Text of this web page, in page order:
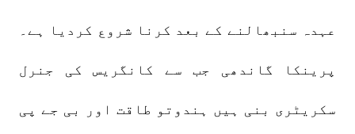
عہدہ سنبھالنے کے بعد کرنا شروع کردیا ہے۔
پرینکا گاندھی جب سے کانگریس کی جنرل
سکریٹری بنی ہیں ہندوتو طاقت اور بی جے پی